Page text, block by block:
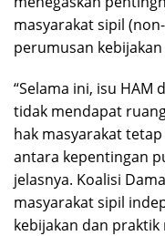
masyarakat sipil
perumusan
“Selama ini, isu HAM
tidak mendapat
hak masyarakat
antara kepentingan
jelasnya. Koalisi
masyarakat sipil
kebijakan dan